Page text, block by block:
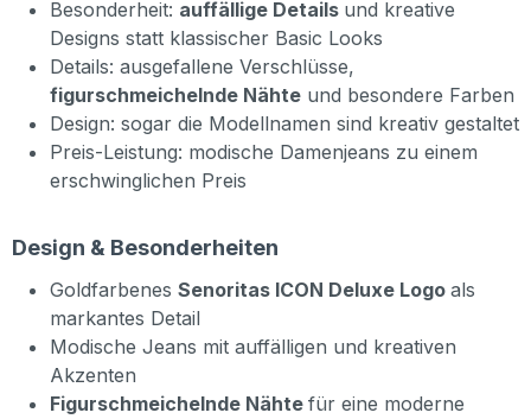
Besonderheit: auffällige Details und kreative
Designs statt klassischer Basic Looks
Details: ausgefallene Verschlüsse,
figurschmeichelnde Nähte und besondere Farben
Design: sogar die Modellnamen sind kreativ gestaltet
Preis-Leistung: modische Damenjeans zu einem
erschwinglichen Preis
Design & Besonderheiten
Goldfarbenes Senoritas ICON Deluxe Logo als
markantes Detail
Modische Jeans mit auffälligen und kreativen
Akzenten
Figurschmeichelnde Nähte für eine moderne